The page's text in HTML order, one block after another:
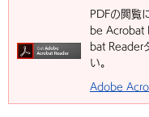
PDFの閲覧
be Acrobat
bat Reader
い。
Adobe